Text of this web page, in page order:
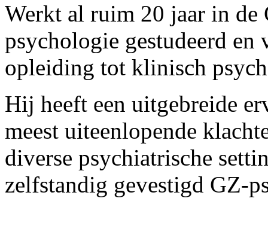
Werkt al ruim 20 jaar in
psychologie gestudeerd en
opleiding tot klinisch
Hij heeft een uitgebreide
meest uiteenlopende
diverse psychiatrische
zelfstandig gevestigd GZ-